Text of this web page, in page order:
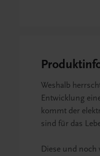
Weshalb
Entwicklung
kommt der
sind für das
Diese und noch